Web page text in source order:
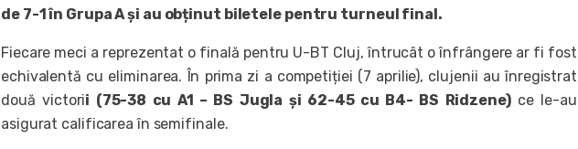
de 7-1 în Grupa A și au obținut biletele pentru turneul final.
Fiecare meci a reprezentat o finală pentru U-BT Cluj, întrucât o înfrângere ar fi fost
echivalentă cu eliminarea. În prima zi a competiției (7 aprilie), clujenii au înregistrat
două victorii (75-38 cu A1 – BS Jugla și 62-45 cu B4- BS Ridzene)ce le-au
asigurat calificarea în semifinale.